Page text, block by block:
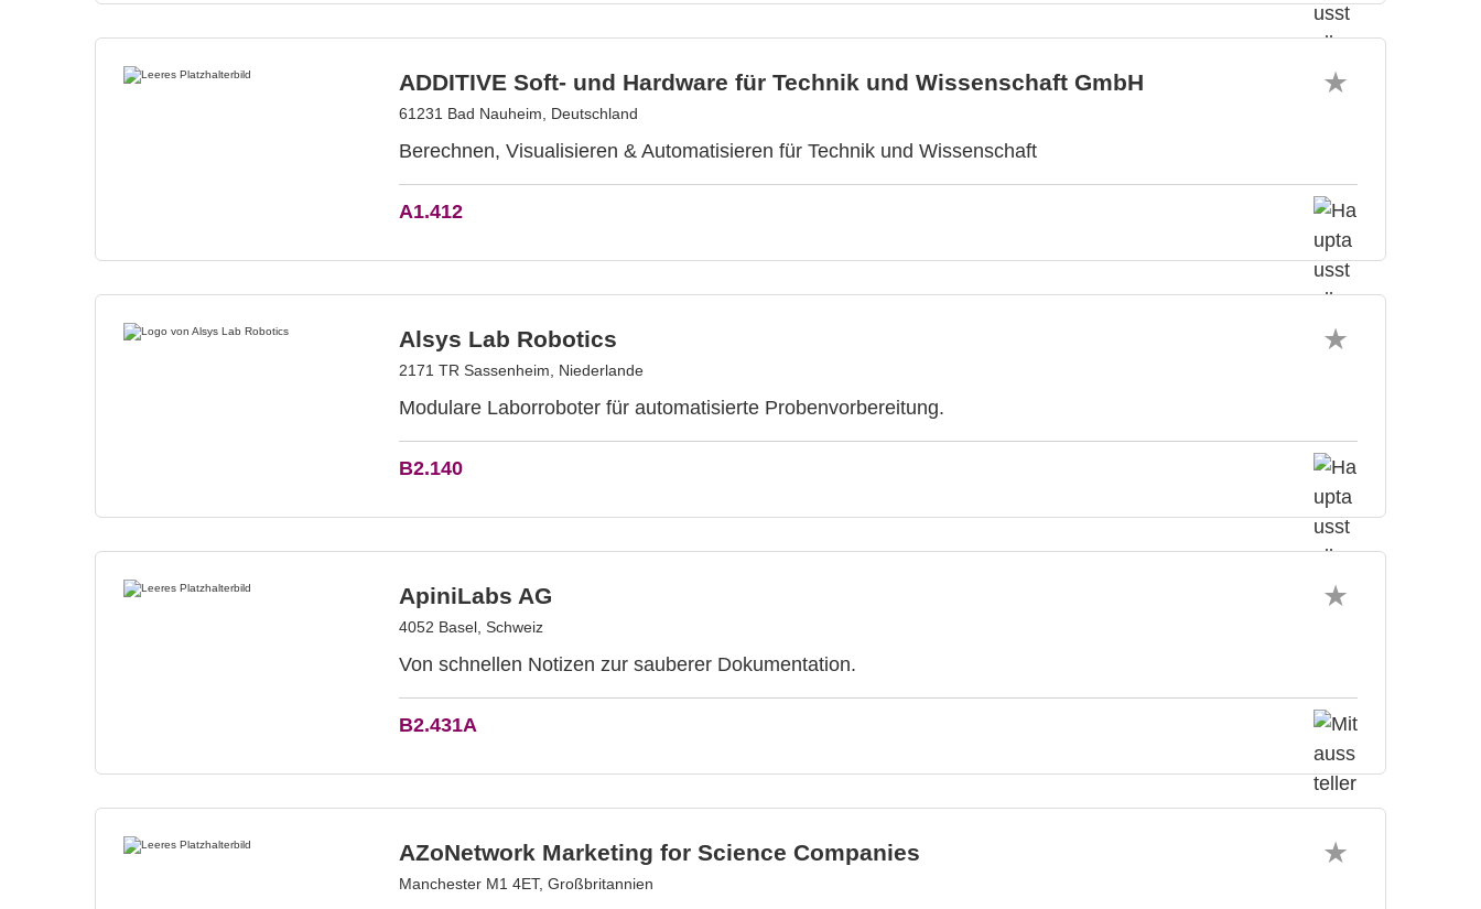
ADDITIVE Soft- und Hardware für Technik und Wissenschaft GmbH
61231 Bad Nauheim, Deutschland
Berechnen, Visualisieren & Automatisieren für Technik und Wissenschaft
A1.412
Alsys Lab Robotics
2171 TR Sassenheim, Niederlande
Modulare Laborroboter für automatisierte Probenvorbereitung.
B2.140
ApiniLabs AG
4052 Basel, Schweiz
Von schnellen Notizen zur sauberer Dokumentation.
B2.431A
AZoNetwork Marketing for Science Companies
Manchester M1 4ET, Großbritannien